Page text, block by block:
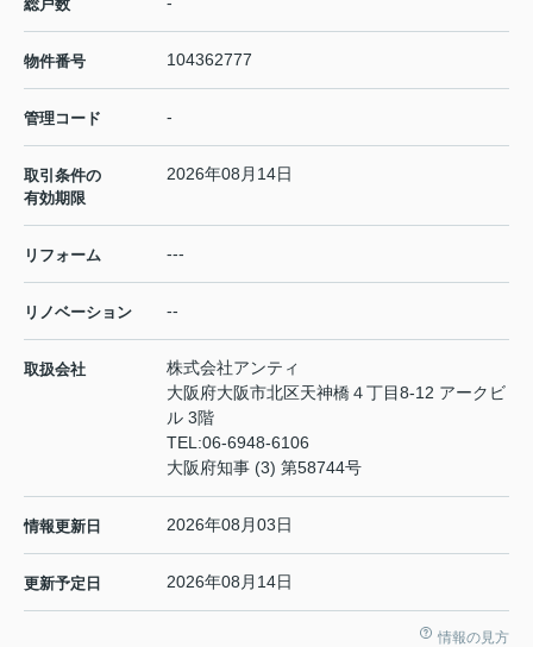
総戸数
物件番号 104362777
管理コード -
取引条件の
有効期限
2026年08月14日
リフォーム ---
リノベーション --
取扱会社
株式会社アンティ
大阪府大阪市北区天神橋４丁目8-12 アークビ
ル 3階
TEL:06-6948-6106
大阪府知事 (3) 第58744号
情報更新日 2026年08月03日
更新予定日 2026年08月14日
情報の見方